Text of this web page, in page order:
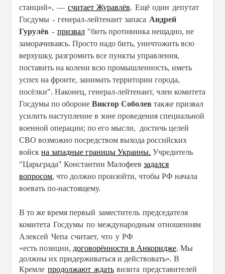
станций», — считает Журавлёв. Ещё один депутат
Госдумы - генерал-лейтенант запаса Андрей
Гурулёв - призвал"бить противника нещадно, не
заморачиваясь. Просто надо бить, уничтожить всю
верхушку, разгромить все пункты управления,
поставить на колени всю промышленность, иметь
успех на фронте, занимать территории города,
посёлки". Наконец, генерал-лейтенант, член комитета
Госдумы по оборонеВиктор Соболев также призвал
усилить наступление в зоне проведения специальной
военной операции; по его мысли, достичь целей
СВО возможно посредством выхода российских
войскна западные границы Украины. Учредитель
"Царьграда" Константин Малофеевзадался
вопросом, что должно произойти, чтобы РФ начала
воевать по-настоящему.
В то же времяпервый заместитель председателя
комитета Госдумы по международным отношениям
Алексей Чепа считает, что у РФ
«есть позиции, договорённости в Анкоридже. Мы
должны их придерживаться и действовать».В
Кремлепродолжают ждатьвизита представителей